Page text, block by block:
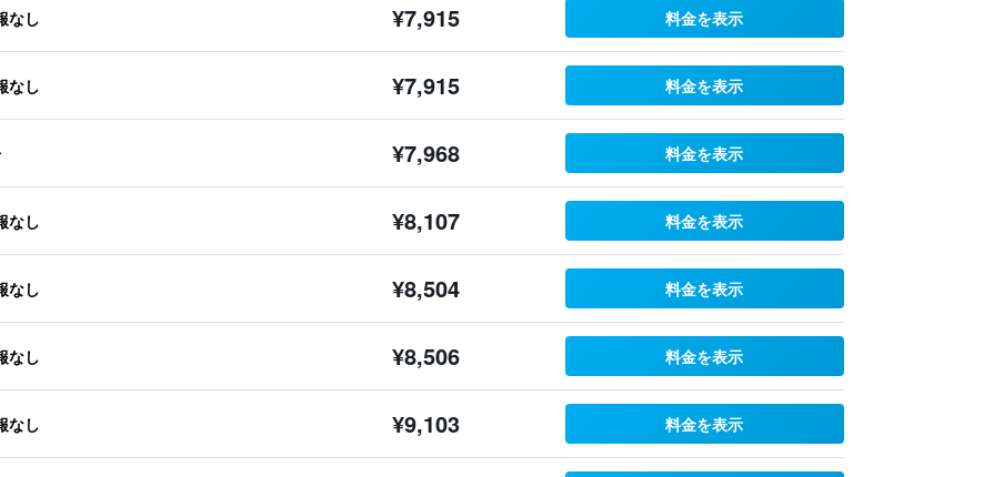
なし ¥7,915 料金を表示
なし ¥7,915 料金を表示
¥7,968 料金を表示
なし ¥8,107 料金を表示
なし ¥8,504 料金を表示
なし ¥8,506 料金を表示
なし ¥9,103 料金を表示